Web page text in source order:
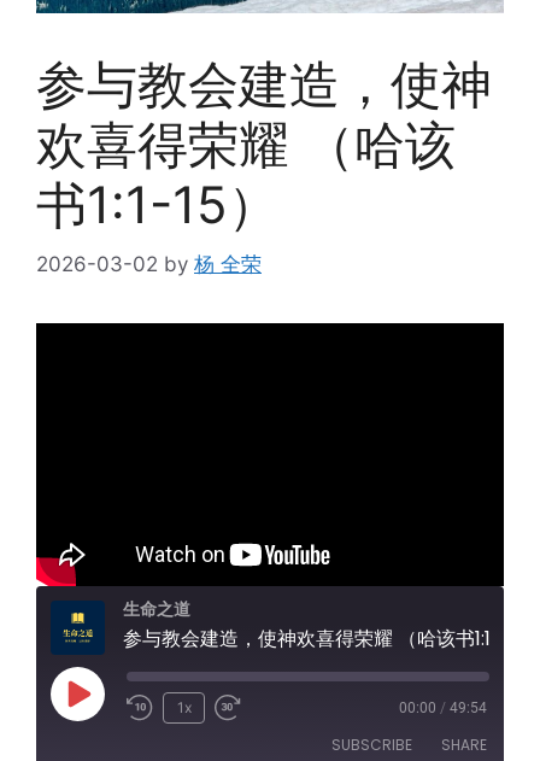
参与教会建造，使神
欢喜得荣耀 （哈该
书1:1-15）
2026-03-02 by 杨 全荣
生命之道
Play
1x 00:00 / 49:54
SUBSCRIBE SHARE